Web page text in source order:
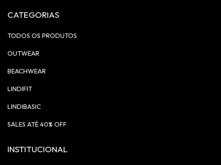
CATEGORIAS
TODOS OS PRODUTOS
OUTWEAR
BEACHWEAR
LINDIFIT
LINDIBASIC
SALES ATÉ 40% OFF
INSTITUCIONAL